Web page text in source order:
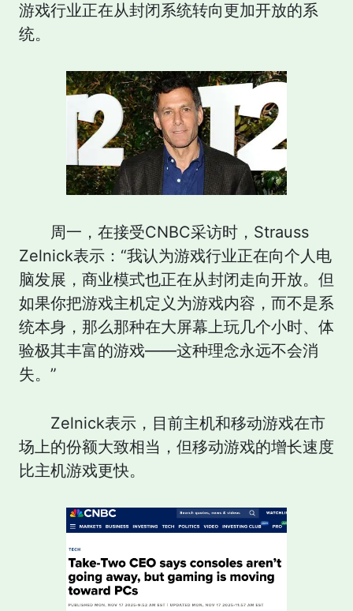
游戏行业正在从封闭系统转向更加开放的系
统。
周一，在接受CNBC采访时，Strauss
Zelnick表示：“我认为游戏行业正在向个人电
脑发展，商业模式也正在从封闭走向开放。但
如果你把游戏主机定义为游戏内容，而不是系
统本身，那么那种在大屏幕上玩几个小时、体
验极其丰富的游戏——这种理念永远不会消
失。”
Zelnick表示，目前主机和移动游戏在市
场上的份额大致相当，但移动游戏的增长速度
比主机游戏更快。